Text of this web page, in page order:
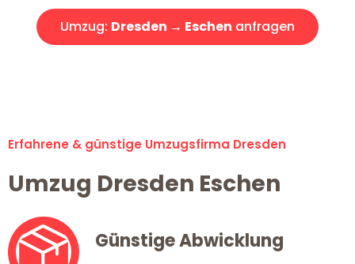
Umzug: Dresden → Eschen anfragen
Erfahrene & günstige Umzugsfirma Dresden
Umzug Dresden Eschen
Günstige Abwicklung